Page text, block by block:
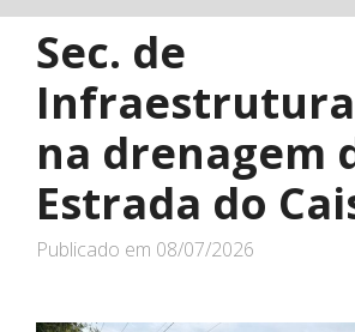
Sec. de
na drenagem
Estrada do
Publicado em 08/07/2026